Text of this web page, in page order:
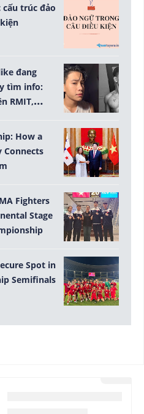
trúc đảo
đang
tìm info:
RMIT,
How a
Connects
Fighters
Stage
Spot in
Semifinals